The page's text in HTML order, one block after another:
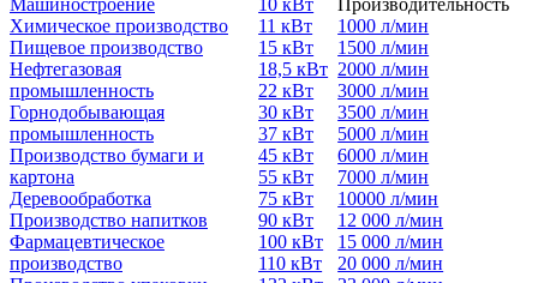
Машиностроение
Химическое производство
Пищевое производство
Нефтегазовая
промышленность
Горнодобывающая
промышленность
Производство бумаги и
картона
Деревообработка
Производство напитков
Фармацевтическое
производство
10 кВт
11 кВт
15 кВт
18,5 кВт
22 кВт
30 кВт
37 кВт
45 кВт
55 кВт
75 кВт
90 кВт
100 кВт
110 кВт
Производительность
1000 л/мин
1500 л/мин
2000 л/мин
3000 л/мин
3500 л/мин
5000 л/мин
6000 л/мин
7000 л/мин
10000 л/мин
12 000 л/мин
15 000 л/мин
20 000 л/мин